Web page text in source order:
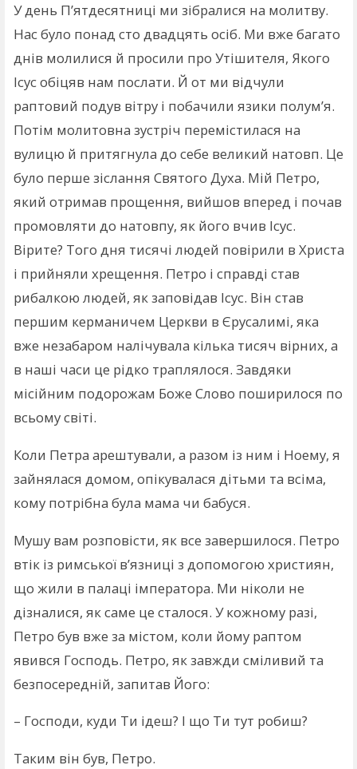
У день П’ятдесятниці ми зібралися на молитву.
Нас було понад сто двадцять осіб. Ми вже багато
днів молилися й просили про Утішителя, Якого
Ісус обіцяв нам послати. Й от ми відчули
раптовий подув вітру і побачили язики полум’я.
Потім молитовна зустріч перемістилася на
вулицю й притягнула до себе великий натовп. Це
було перше зіслання Святого Духа. Мій Петро,
який отримав прощення, вийшов вперед і почав
промовляти до натовпу, як його вчив Ісус.
Вірите? Того дня тисячі людей повірили в Христа
і прийняли хрещення. Петро і справді став
рибалкою людей, як заповідав Ісус. Він став
першим керманичем Церкви в Єрусалимі, яка
вже незабаром налічувала кілька тисяч вірних, а
в наші часи це рідко траплялося. Завдяки
місійним подорожам Боже Слово поширилося по
всьому світі.
Коли Петра арештували, а разом із ним і Ноему, я
зайнялася домом, опікувалася дітьми та всіма,
кому потрібна була мама чи бабуся.
Мушу вам розповісти, як все завершилося. Петро
втік із римської в’язниці з допомогою християн,
що жили в палаці імператора. Ми ніколи не
дізналися, як саме це сталося. У кожному разі,
Петро був вже за містом, коли йому раптом
явився Господь. Петро, як завжди сміливий та
безпосередній, запитав Його:
– Господи, куди Ти ідеш? І що Ти тут робиш?
Таким він був, Петро.